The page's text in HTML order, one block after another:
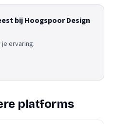
bij Hoogspoor Design
ervaring.
platforms